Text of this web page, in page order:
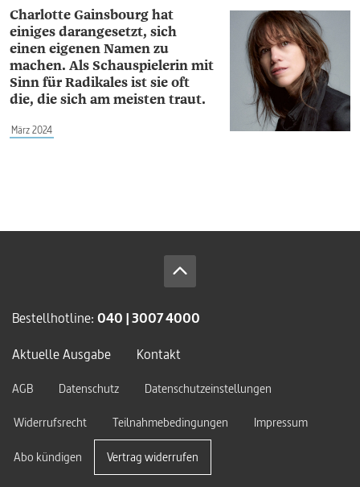
Charlotte Gainsbourg hat
einiges darangesetzt, sich
einen eigenen Namen zu
machen. Als Schauspielerin mit
Sinn für Radikales ist sie oft
die, die sich am meisten traut.
März 2024
Bestellhotline: 040 | 3007 4000
Aktuelle Ausgabe
Kontakt
AGB Datenschutz
Datenschutzeinstellungen
Widerrufsrecht
Teilnahmebedingungen Impressum
Abo kündigen Vertrag widerrufen